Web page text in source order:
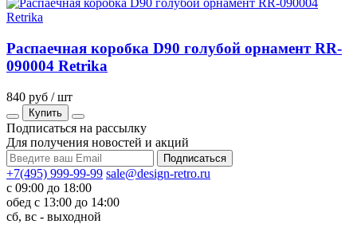
Распаечная коробка D90 голубой орнамент RR-
090004 Retrika
840 руб / шт
Купить
Подписаться на рассылку
Для получения новостей и акций
+7(495) 999-99-99 sale@design-retro.ru
с 09:00 до 18:00
обед с 13:00 до 14:00
сб, вс - выходной